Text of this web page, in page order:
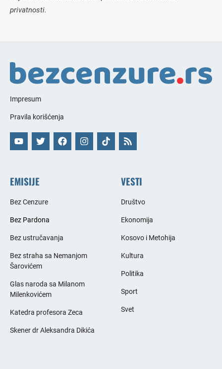
privatnosti.
Impresum
Pravila korišćenja
EMISIJE
Bez Cenzure
Bez Pardona
Bez ustručavanja
Bez straha sa Nemanjom
Šarovićem
Glas naroda sa Milanom
Milenkovićem
Katedra profesora Zeca
Skener dr Aleksandra Dikića
VESTI
Društvo
Ekonomija
Kosovo i Metohija
Kultura
Politika
Sport
Svet